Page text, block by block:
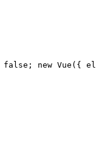
false ; new Vue({ el